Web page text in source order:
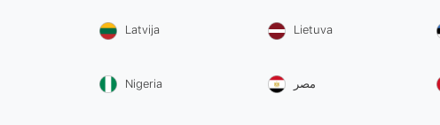
Latvija Lietuva
Nigeria مصر